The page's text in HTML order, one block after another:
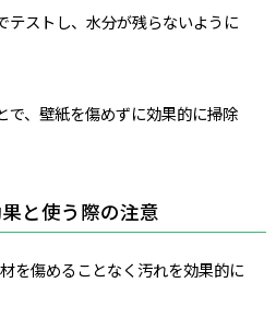
テストし、水分が残らないように
で、壁紙を傷めずに効果的に掃除
と使う際の注意
を傷めることなく汚れを効果的に